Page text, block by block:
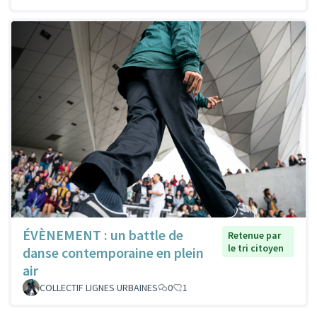
ÉVÈNEMENT : un battle de
danse contemporaine en plein
air
Retenue par
le tri citoyen
COLLECTIF LIGNES URBAINES 0 1